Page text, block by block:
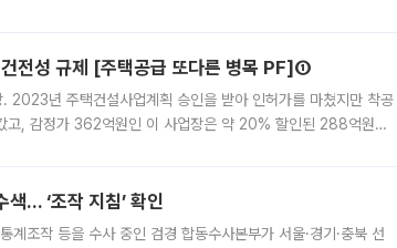
전성 규제 [주택공급 또다른 병목 PF]①
2023년 주택건설사업계획 승인을 받아 인허가를 마쳤지만 착공
고, 감정가 362억원인 이 사업장은 약 20% 할인된 288억원에
색… ‘조작 지침’ 확인
조작 등을 수사 중인 검경 합동수사본부가 서울·경기·충북 선